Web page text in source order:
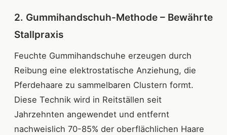
2. Gummihandschuh-Methode – Bewährte
Stallpraxis
Feuchte Gummihandschuhe erzeugen durch
Reibung eine elektrostatische Anziehung, die
Pferdehaare zu sammelbaren Clustern formt.
Diese Technik wird in Reitställen seit
Jahrzehnten angewendet und entfernt
nachweislich 70-85% der oberflächlichen Haare